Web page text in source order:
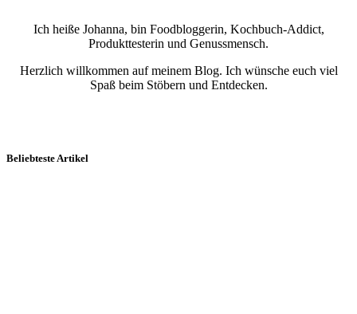
Ich heiße Johanna, bin Foodbloggerin, Kochbuch-Addict,
Produkttesterin und Genussmensch.
Herzlich willkommen auf meinem Blog. Ich wünsche euch viel
Spaß beim Stöbern und Entdecken.
Beliebteste Artikel